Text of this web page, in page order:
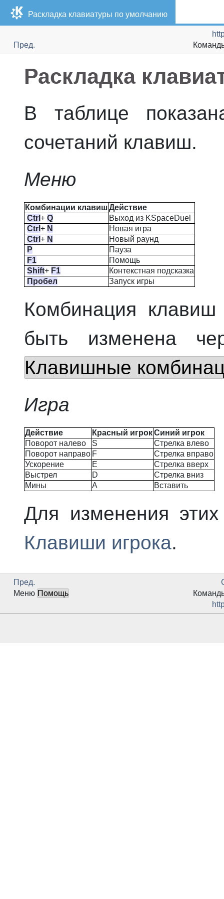
Раскладка клавиатуры по умолчанию
Пред.
Раскладка
В таблице
сочетаний клавиш.
Меню
Комбинации клавишДействие
Ctrl + Q Выход из KSpaceDuel
Ctrl + N
Новая игра
Ctrl + N
Новый раунд
P
Пауза
F1
Помощь
Shift+ F1
Контекстная подсказка
Пробел
Запуск игры
Комбинация
быть изменена
Клавишные
Игра
Действие Красный игрокСиний игрок
Поворот налево
S
Стрелка влево
Поворот направо F
Стрелка вправо
Ускорение
E
Стрелка вверх
Выстрел
D
Стрелка вниз
Мины
A Вставить
Для изменения
Клавиши игрока.
Пред.
Меню Помощь